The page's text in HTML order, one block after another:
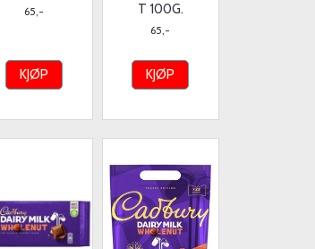
65,-
KJØP
T 100G.
65,-
KJØP